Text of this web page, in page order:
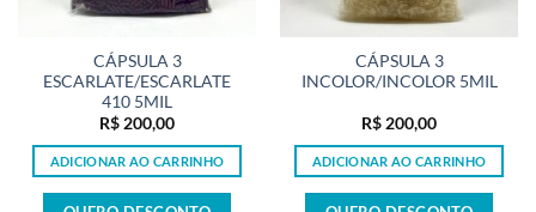
CÁPSULA 3
ESCARLATE/ESCARLATE
410 5MIL
R$200,00
ADICIONAR AO CARRINHO
CÁPSULA 3
INCOLOR/INCOLOR 5MIL
R$200,00
ADICIONAR AO CARRINHO